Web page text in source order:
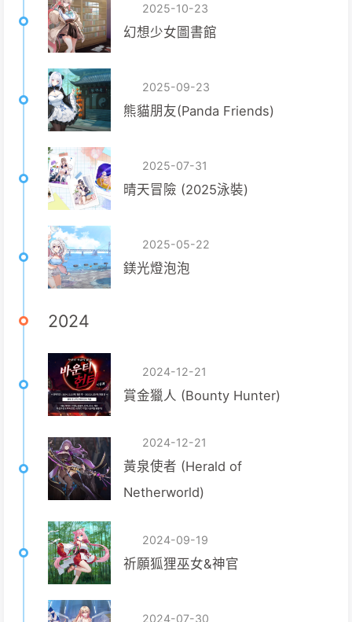
2025-10-23
幻想少女圖書館
2025-09-23
熊貓朋友(Panda Friends)
2025-07-31
晴天冒險 (2025泳裝)
2025-05-22
鎂光燈泡泡
2024
2024-12-21
賞金獵人 (Bounty Hunter)
2024-12-21
黃泉使者 (Herald of
Netherworld)
2024-09-19
祈願狐狸巫女&神官
2024-07-30